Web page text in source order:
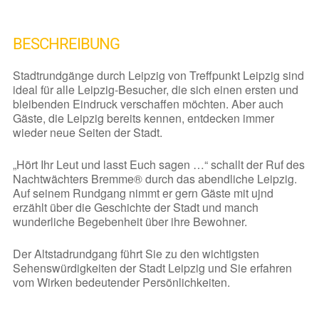
BESCHREIBUNG
Stadtrundgänge durch Leipzig von Treffpunkt Leipzig sind
ideal für alle Leipzig-Besucher, die sich einen ersten und
bleibenden Eindruck verschaffen möchten. Aber auch
Gäste, die Leipzig bereits kennen, entdecken immer
wieder neue Seiten der Stadt.
„Hört Ihr Leut und lasst Euch sagen …“ schallt der Ruf des
Nachtwächters Bremme® durch das abendliche Leipzig.
Auf seinem Rundgang nimmt er gern Gäste mit ujnd
erzählt über die Geschichte der Stadt und manch
wunderliche Begebenheit über ihre Bewohner.
Der Altstadrundgang führt Sie zu den wichtigsten
Sehenswürdigkeiten der Stadt Leipzig und Sie erfahren
vom Wirken bedeutender Persönlichkeiten.